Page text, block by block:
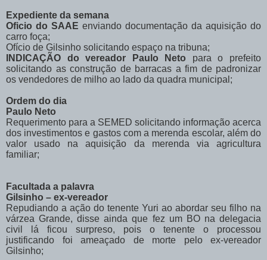
Expediente da semana
Oficio do SAAE enviando documentação da aquisição do
carro foça;
Ofício de Gilsinho solicitando espaço na tribuna;
INDICAÇÃO do vereador Paulo Neto para o prefeito
solicitando as construção de barracas a fim de padronizar
os vendedores de milho ao lado da quadra municipal;
Ordem do dia
Paulo Neto
Requerimento para a SEMED solicitando informação acerca
dos investimentos e gastos com a merenda escolar, além do
valor usado na aquisição da merenda via agricultura
familiar;
Facultada a palavra
Gilsinho – ex-vereador
Repudiando a ação do tenente Yuri ao abordar seu filho na
várzea Grande, disse ainda que fez um BO na delegacia
civil lá ficou surpreso, pois o tenente o processou
justificando foi ameaçado de morte pelo ex-vereador
Gilsinho;